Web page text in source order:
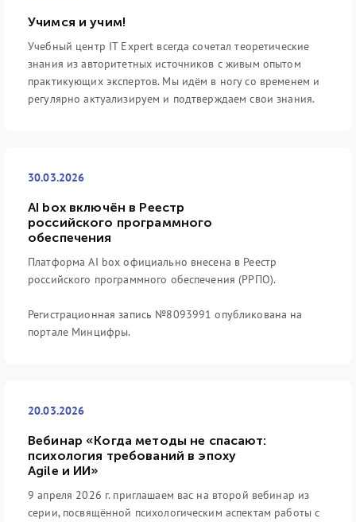
Учимся и учим!
Учебный центр IT Expert всегда сочетал теоретические
знания из авторитетных источников с живым опытом
практикующих экспертов. Мы идём в ногу со временем и
регулярно актуализируем и подтверждаем свои знания.
30.03.2026
AI box включён в Реестр
российского программного
обеспечения
Платформа AI box официально внесена в Реестр
российского программного обеспечения (РРПО).
Регистрационная запись №8093991 опубликована на
портале Минцифры.
20.03.2026
Вебинар «Когда методы не спасают:
психология требований в эпоху
Agile и ИИ»
9 апреля 2026 г. приглашаем вас на второй вебинар из
серии, посвящённой психологическим аспектам работы с